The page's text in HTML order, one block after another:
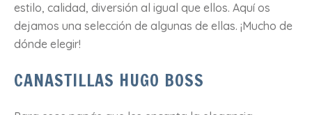
estilo, calidad, diversión al igual que ellos. Aquí os
dejamos una selección de algunas de ellas. ¡Mucho de
dónde elegir!
CANASTILLAS HUGO BOSS